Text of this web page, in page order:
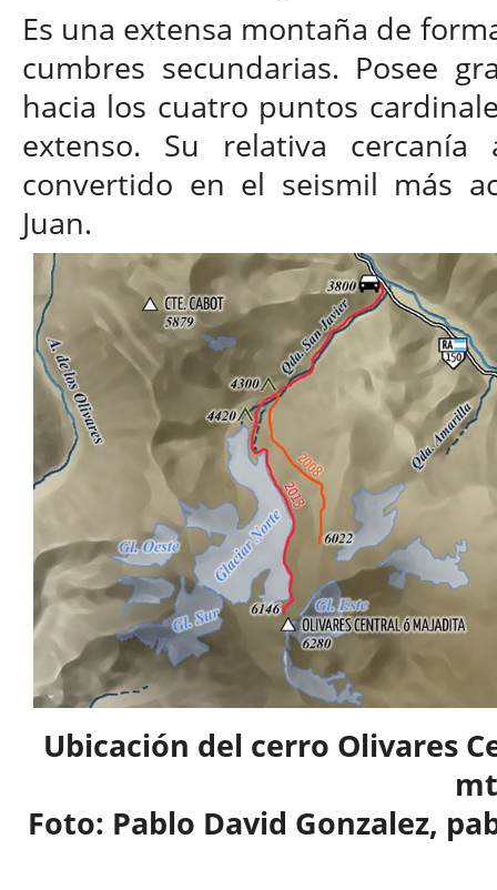
Es una extensa montaña de
cumbres secundarias. Posee
hacia los cuatro puntos
extenso. Su relativa
convertido en el seismil más
Juan.
Ubicación del cerro Olivares
Foto: Pablo David Gonzalez,